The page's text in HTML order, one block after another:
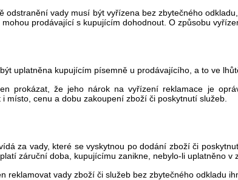
odstranění vady musí být vyřízena bez zbytečného
mohou prodávající s kupujícím dohodnout. O způsobu
uplatněna kupujícím písemně u prodávajícího, a to ve
prokázat, že jeho nárok na vyřízení reklamace je
místo, cenu a dobu zakoupení zboží či poskytnutí služeb.
za vady, které se vyskytnou po dodání zboží či
záruční doba, kupujícímu zanikne, nebylo-li uplatněno
reklamovat vady zboží či služeb bez zbytečného odkladu